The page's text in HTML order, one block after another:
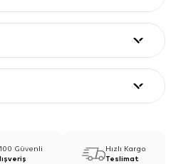
Güvenli
Hızlı Kargo
Teslimat